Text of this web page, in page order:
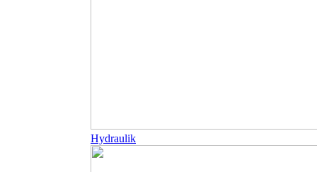
Hydraulik